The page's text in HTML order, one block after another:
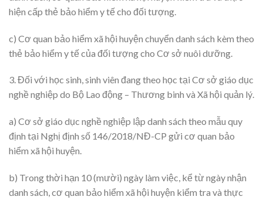
hiện cấp thẻ bảo hiểm y tế cho đối tượng.
c) Cơ quan bảo hiểm xã hội huyện chuyển danh sách kèm theo
thẻ bảo hiểm y tế của đối tượng cho Cơ sở nuôi dưỡng.
3. Đối với học sinh, sinh viên đang theo học tại Cơ sở giáo dục
nghề nghiệp do Bộ Lao động – Thương binh và Xã hội quản lý.
a) Cơ sở giáo dục nghề nghiệp lập danh sách theo mẫu quy
định tại Nghị định số 146/2018/NĐ-CP gửi cơ quan bảo
hiểm xã hội huyện.
b) Trong thời hạn 10 (mười) ngày làm việc, kể từ ngày nhận
danh sách, cơ quan bảo hiểm xã hội huyện kiểm tra và thực